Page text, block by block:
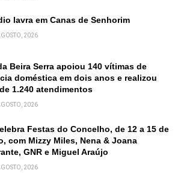
lavra em Canas de Senhorim
2026
Beira Serra apoiou 140 vítimas de
doméstica em dois anos e realizou
1.240 atendimentos
2026
Festas do Concelho, de 12 a 15 de
com Mizzy Miles, Nena & Joana
GNR e Miguel Araújo
2026